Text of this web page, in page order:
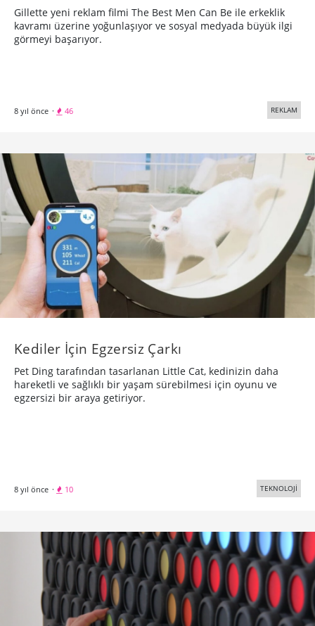
Gillette yeni reklam filmi The Best Men Can Be ile erkeklik
kavramı üzerine yoğunlaşıyor ve sosyal medyada büyük ilgi
görmeyi başarıyor.
8 yıl önce · 46 REKLAM
Kediler İçin Egzersiz Çarkı
Pet Ding tarafından tasarlanan Little Cat, kedinizin daha
hareketli ve sağlıklı bir yaşam sürebilmesi için oyunu ve
egzersizi bir araya getiriyor.
8 yıl önce · 10 TEKNOLOJİ